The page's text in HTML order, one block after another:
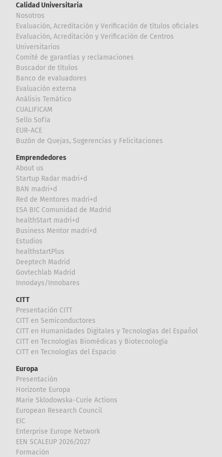
Calidad Universitaria
Nosotros
Evaluación, Acreditación y Verificación de títulos oficiales
Evaluación, Acreditación y Verificación de Centros
Universitarios
Comité de garantías y reclamaciones
Buscador de títulos
Banco de evaluadores
Evaluación externa
Análisis Temático
CUALIFICAM
Sello Sofía
EUR-ACE
Buzón de Quejas, Sugerencias y Felicitaciones
Emprendedores
About us
Startup Radar madri+d
BAN madri+d
Red de Mentores madri+d
ESA BIC Comunidad de Madrid
healthStart madri+d
Business Mentor madri+d
Estudios
healthstartPlus
Deeptech Madrid
Govtechlab Madrid
Innodays/Innobares
CITT
Presentación CITT
CITT en Semiconductores
CITT en Humanidades Digitales y Tecnologías del Español
CITT en Tecnologías Biomédicas y Biotecnología
CITT en Tecnologías del Espacio
Europa
Presentación
Horizonte Europa
Marie Sklodowska-Curie Actions
European Research Council
EIC
Enterprise Europe Network
EEN SCALEUP 2026/2027
Formación